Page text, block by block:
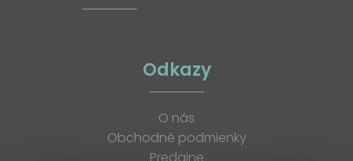
Odkazy
O nás
Obchodné podmienky
Predajne